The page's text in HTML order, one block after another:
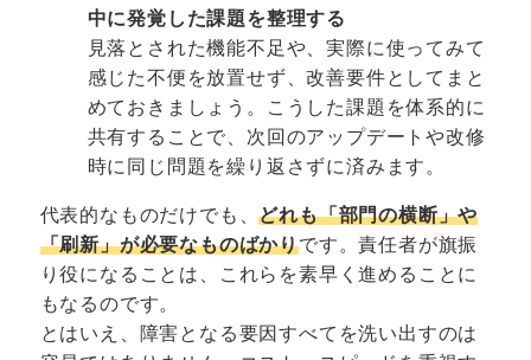
中に発覚した課題を整理する
見落とされた機能不足や、実際に使ってみて
感じた不便を放置せず、改善要件としてまと
めておきましょう。こうした課題を体系的に
共有することで、次回のアップデートや改修
時に同じ問題を繰り返さずに済みます。
代表的なものだけでも、どれも「部門の横断」や
「刷新」が必要なものばかりです。責任者が旗振
り役になることは、これらを素早く進めることに
もなるのです。
とはいえ、障害となる要因すべてを洗い出すのは